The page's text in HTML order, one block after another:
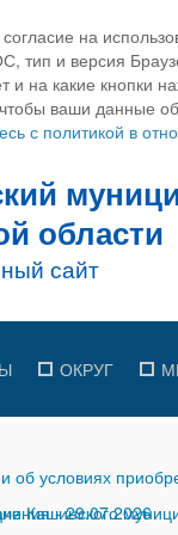
на
и версия
на какие кнопки
ваши данные
с политикой в
ОКРУГ
условиях
-29.07.2026
Кашинского